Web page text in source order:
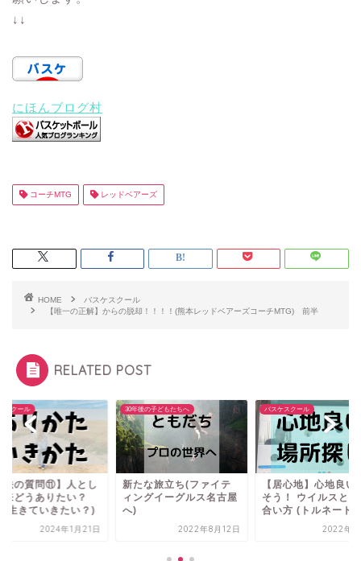
↓↓
にほんブログ村
コーチMTG レッドベアーズ
HOME
バスケスクール
【唯一の正解】からの脱却！！！！(熊本レッドベアーズコーチMTG) 前半
RELATED POST
スクール
法の質問⑪】人とし
来どうありたい？
生きていきたい？)
2024年1月21日
30年後の子どもたちへ
新たな旅立ち(ファイテ
ィングイーグルス名古屋
へ)
2022年8月12日
バスケスクール
【居心地】心地良い
そう！ ウイルスと
合い方 (トルネード
2022年9